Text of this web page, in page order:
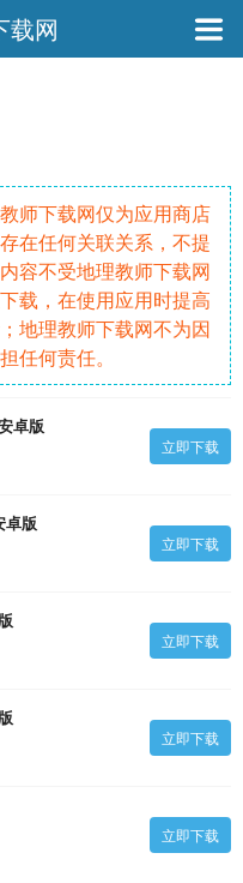
载网
师下载网仅为应用商店
在任何关联关系，不提
容不受地理教师下载网
载，在使用应用时提高
地理教师下载网不为因
任何责任。
卓版
立即下载
卓版
立即下载
立即下载
立即下载
立即下载